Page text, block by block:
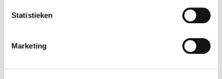
Statistieken
Marketing
Entree raadhuis. Beeld: R. Oerlemans.
Natuur was belangrijk voor Dudok en speelt in al zijn ontwerpen
Hilversum, die hij samen met de plantsoenmeester J.H. Meijer